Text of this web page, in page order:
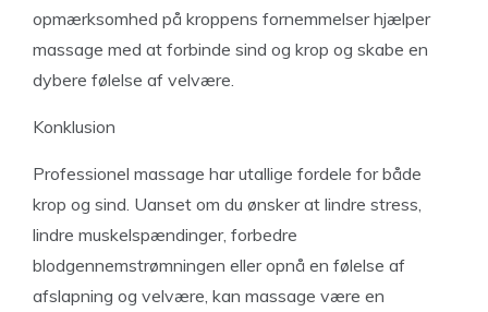
opmærksomhed på kroppens fornemmelser hjælper
massage med at forbinde sind og krop og skabe en
dybere følelse af velvære.
Konklusion
Professionel massage har utallige fordele for både
krop og sind. Uanset om du ønsker at lindre stress,
lindre muskelspændinger, forbedre
blodgennemstrømningen eller opnå en følelse af
afslapning og velvære, kan massage være en